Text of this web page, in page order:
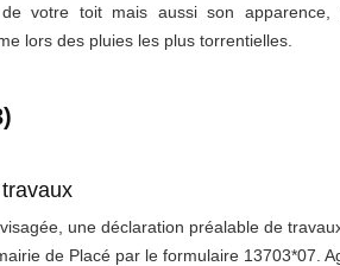
de votre toit mais aussi son apparence,
lors des pluies les plus torrentielles.
une déclaration préalable de
de Placé par le formulaire 13703*07.